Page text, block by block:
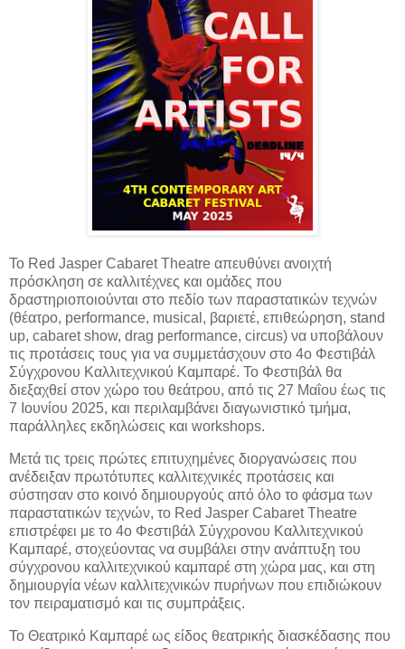
Το Red Jasper Cabaret Theatre απευθύνει ανοιχτή
πρόσκληση σε καλλιτέχνες και ομάδες που
δραστηριοποιούνται στο πεδίο των παραστατικών τεχνών
(θέατρο, performance, musical, βαριετέ, επιθεώρηση, stand
up, cabaret show, drag performance, circus) να υποβάλουν
τις προτάσεις τους για να συμμετάσχουν στο 4ο Φεστιβάλ
Σύγχρονου Καλλιτεχνικού Καμπαρέ. Το Φεστιβάλ θα
διεξαχθεί στον χώρο του θεάτρου, από τις 27 Μαΐου έως τις
7 Ιουνίου 2025, και περιλαμβάνει διαγωνιστικό τμήμα,
παράλληλες εκδηλώσεις και workshops.
Μετά τις τρεις πρώτες επιτυχημένες διοργανώσεις που
ανέδειξαν πρωτότυπες καλλιτεχνικές προτάσεις και
σύστησαν στο κοινό δημιουργούς από όλο το φάσμα των
παραστατικών τεχνών, το Red Jasper Cabaret Theatre
επιστρέφει με το 4ο Φεστιβάλ Σύγχρονου Καλλιτεχνικού
Καμπαρέ, στοχεύοντας να συμβάλει στην ανάπτυξη του
σύγχρονου καλλιτεχνικού καμπαρέ στη χώρα μας, και στη
δημιουργία νέων καλλιτεχνικών πυρήνων που επιδιώκουν
τον πειραματισμό και τις συμπράξεις.
Το Θεατρικό Καμπαρέ ως είδος θεατρικής διασκέδασης που